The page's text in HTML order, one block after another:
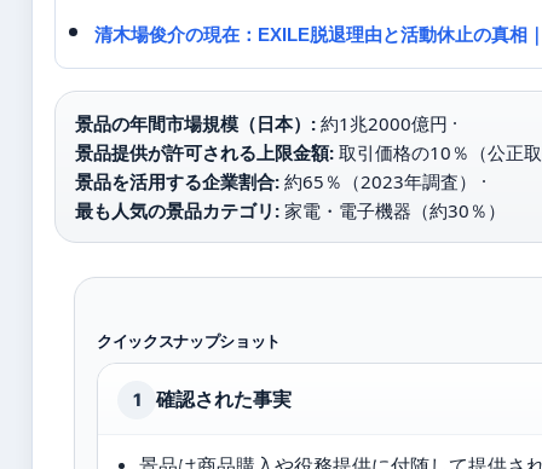
清木場俊介の現在：EXILE脱退理由と活動休止の真相
景品の年間市場規模（日本）: 約1兆2000億円 ·
景品提供が許可される上限金額: 取引価格の10％（公正
景品を活用する企業割合: 約65％（2023年調査） ·
最も人気の景品カテゴリ: 家電・電子機器（約30％）
クイックスナップショット
1 確認された事実